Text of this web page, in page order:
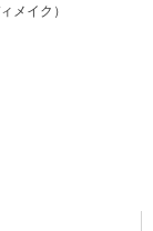
メイク）